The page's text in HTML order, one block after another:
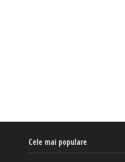
Cele mai populare